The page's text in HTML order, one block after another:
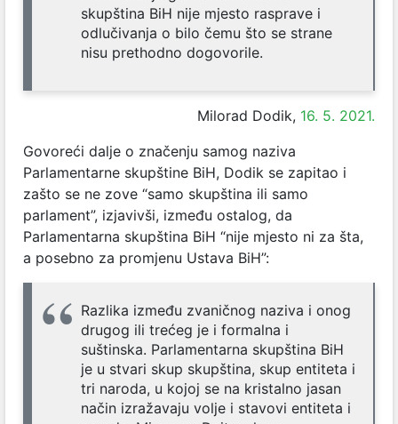
skupština BiH nije mjesto rasprave i
odlučivanja o bilo čemu što se strane
nisu prethodno dogovorile.
Milorad Dodik, 16. 5. 2021.
Govoreći dalje o značenju samog naziva
Parlamentarne skupštine BiH, Dodik se zapitao i
zašto se ne zove “samo skupština ili samo
parlament”, izjavivši, između ostalog, da
Parlamentarna skupština BiH “nije mjesto ni za šta,
a posebno za promjenu Ustava BiH”:
Razlika između zvaničnog naziva i onog
drugog ili trećeg je i formalna i
suštinska. Parlamentarna skupština BiH
je u stvari skup skupština, skup entiteta i
tri naroda, u kojoj se na kristalno jasan
način izražavaju volje i stavovi entiteta i